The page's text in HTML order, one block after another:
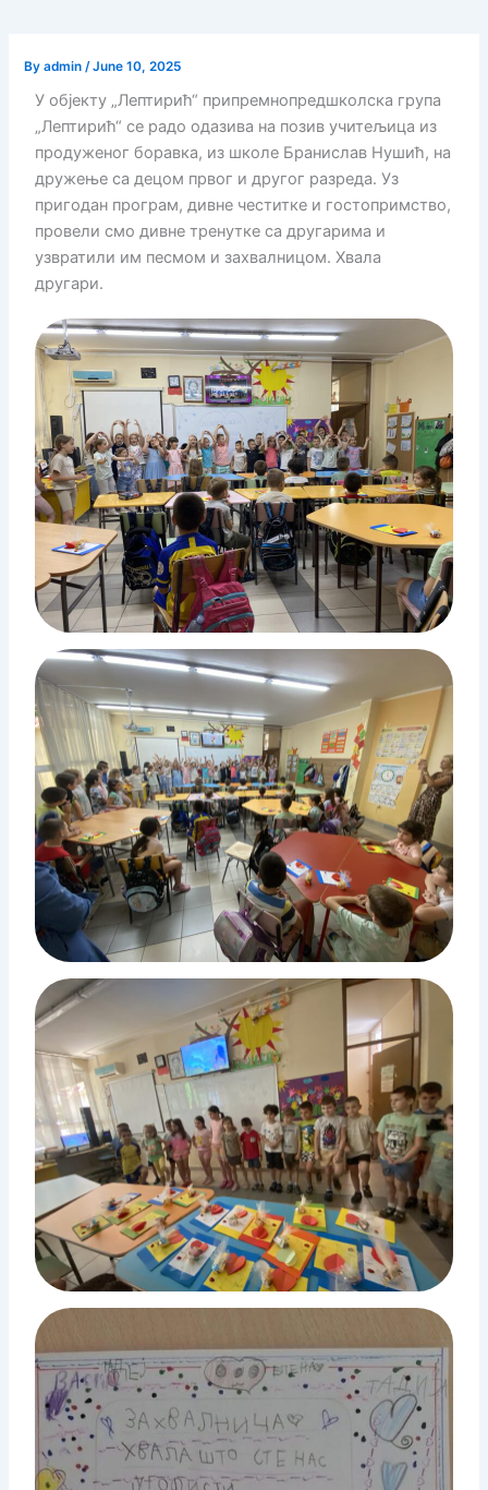
Byadmin/June 10, 2025
У објекту „Лептирић“ припремнопредшколска група
„Лептирић“ се радо одазива на позив учитељица из
продуженог боравка, из школе Бранислав Нушић, на
дружење са децом првог и другог разреда. Уз
пригодан програм, дивне честитке и гостопримство,
провели смо дивне тренутке са другарима и
узвратили им песмом и захвалницом. Хвала
другари.